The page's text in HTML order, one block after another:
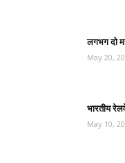
लगभग दो
May 20,
भारतीय
May 10,